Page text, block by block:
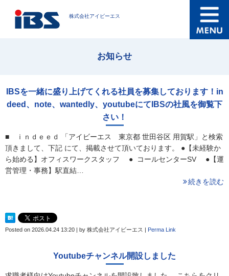
株式会社アイビーエス
お知らせ
IBSを一緒に盛り上げてくれる社員を募集しております！in
deed、note、wantedly、youtubeにてIBSの社風を御覧下
さい！
■ ｉｎｄｅｅｄ 「アイビーエス 東京都 世田谷区 用賀駅」と検索
頂きまして、下記 にて、掲載させて頂いております。 ●【未経験か
ら始める】オフィスワークスタッフ ● コールセンターSV ●【運
営管理・事務】駅直結…
続きを読む
Posted on 2026.04.24 13:20 | by 株式会社アイビーエス | Perma Link
Youtubeチャンネル開設しました